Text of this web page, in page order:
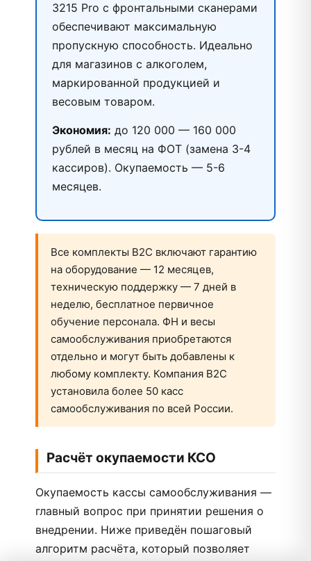
3215 Pro с фронтальными сканерами
обеспечивают максимальную
пропускную способность. Идеально
для магазинов с алкоголем,
маркированной продукцией и
весовым товаром.
Экономия: до 120 000 — 160 000
рублей в месяц на ФОТ (замена 3-4
кассиров). Окупаемость — 5-6
месяцев.
Все комплекты B2C включают гарантию
на оборудование — 12 месяцев,
техническую поддержку — 7 дней в
неделю, бесплатное первичное
обучение персонала. ФН и весы
самообслуживания приобретаются
отдельно и могут быть добавлены к
любому комплекту. Компания B2C
установила более 50 касс
самообслуживания по всей России.
Расчёт окупаемости КСО
Окупаемость кассы самообслуживания —
главный вопрос при принятии решения о
внедрении. Ниже приведён пошаговый
алгоритм расчёта, который позволяет